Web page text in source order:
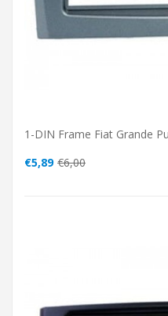
1-DIN Frame Fiat Grande
€5,89 €6,00